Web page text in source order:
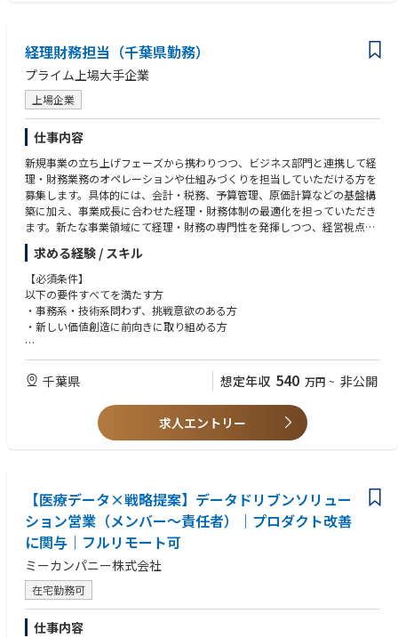
・ガス設備のメンテナンスやガス料金等に関するお客さまサービス
●研究開発分野
・エネルギー利用システム商品の研究開発
・住環境センサー等、省エネシステム（HEMS等）の研究開発
・ICTを活用したビッグデータの高度利用に関する研究開発
・パイプライン建設や付帯設備に関する技術開発
●スタッフ分野
・経営企画、原料調達（LNG・電力）、人事労務、経理財務、総務、広
報、情報システムなど
※ガスコージェネレーションシステム…天然ガスをエネルギー源として、
電気・熱などの複数のエネルギーを同時に作り出して利用するトータルエ
ネルギーシステムのこと。発電はもちろん、給湯、冷暖房と広い用途にエ
ネルギーを活用できるうえ、省エネに役立つシステムとして注目されてい
ます。
従来の北ガスとは全く違った事業にも積極的に取り組み、総合エネルギー
サービス事業の展開による新たな挑戦を始めています。
経理財務担当（千葉県勤務）
プライム上場大手企業
上場企業
仕事内容
新規事業の立ち上げフェーズから携わりつつ、ビジネス部門と連携して経
理・財務業務のオペレーションや仕組みづくりを担当していただける方を
募集します。具体的には、会計・税務、予算管理、原価計算などの基盤構
築に加え、事業成長に合わせた経理・財務体制の最適化を担っていただき
ます。新たな事業領域にて経理・財務の専門性を発揮しつつ、経営視点を
持って事業を支え、クリエイティブに業務や管理を構築していく醍醐味が
あります。
【業務内容】
・計画策定、収支見込策定（管理会計全般）
・決算対応（制度会計、管理会計、税務全般）
・製造原価計算
求める経験 / スキル
【必須条件】
以下の要件すべてを満たす方
・事務系・技術系問わず、挑戦意欲のある方
・新しい価値創造に前向きに取り組める方
【歓迎条件】
以下に該当する方を歓迎します
・決算書等の財務諸表を取り扱った経験
・簿記の資格を有している
・企業での経理部門の勤務経験
千葉県 想定年収 540 万円 ~ 非公開
求人エントリー
【医療データ×戦略提案】データドリブンソリュー
ション営業（メンバー～責任者）｜プロダクト改善
に関与｜フルリモート可
ミーカンパニー株式会社
在宅勤務可
仕事内容